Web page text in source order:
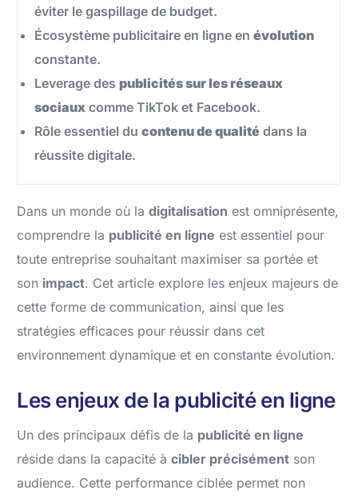
éviter le gaspillage de budget.
Écosystème publicitaire en ligne enévolution
constante.
Leverage despublicités sur les réseaux
sociaux comme TikTok et Facebook.
Rôle essentiel ducontenu de qualité dans la
réussite digitale.
Dans un monde où ladigitalisation est omniprésente,
comprendre la publicité en ligne est essentiel pour
toute entreprise souhaitant maximiser sa portée et
son impact. Cet article explore les enjeux majeurs de
cette forme de communication, ainsi que les
stratégies efficaces pour réussir dans cet
environnement dynamique et en constante évolution.
Les enjeux de la publicité en ligne
Un des principaux défis de la publicité en ligne
réside dans la capacité àcibler précisément son
audience. Cette performance ciblée permet non